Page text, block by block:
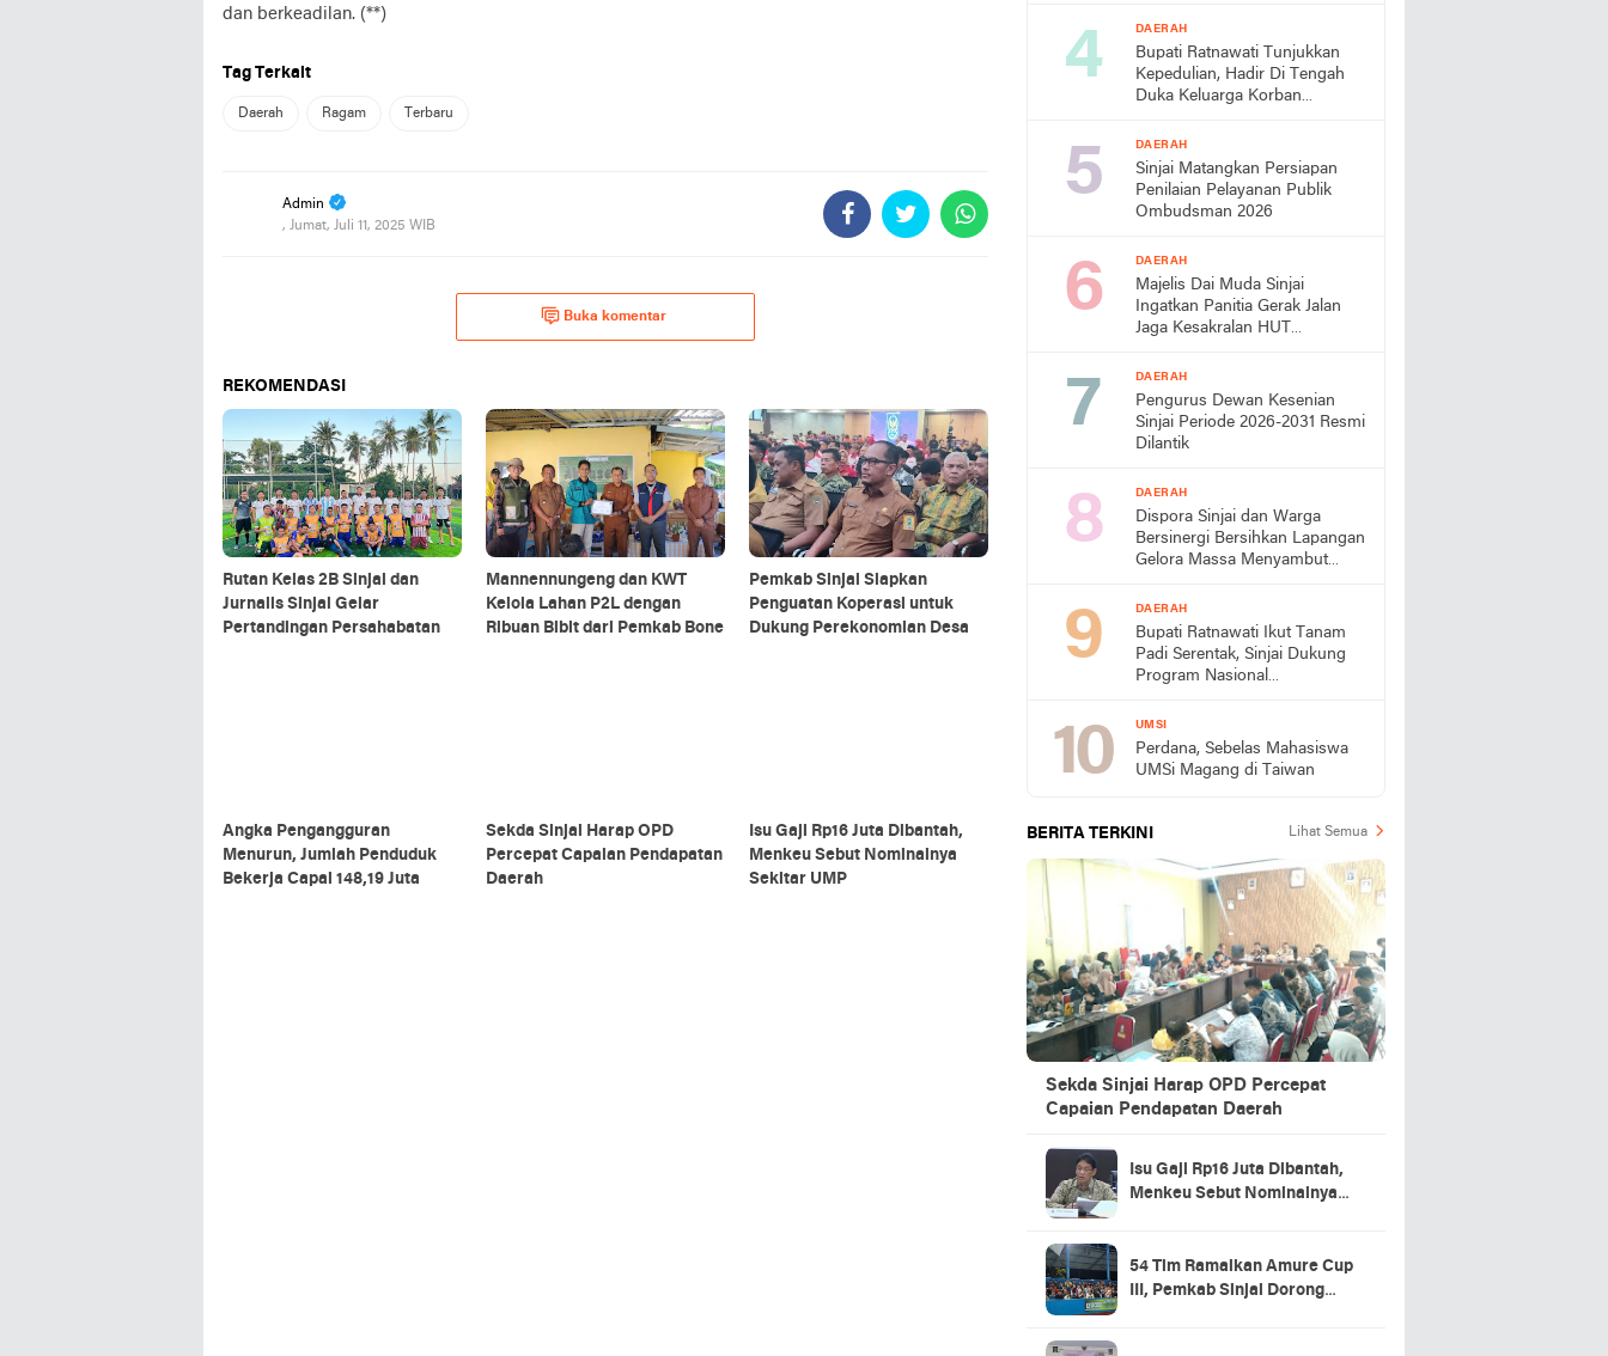
dan berkeadilan. (**)
Tag Terkait
Daerah Ragam Terbaru
Admin
, Jumat, Juli 11, 2025 WIB
Buka komentar
REKOMENDASI
Rutan Kelas 2B Sinjai dan
Jurnalis Sinjai Gelar
Pertandingan Persahabatan
Mannennungeng dan KWT
Kelola Lahan P2L dengan
Ribuan Bibit dari Pemkab Bone
Pemkab Sinjai Siapkan
Penguatan Koperasi untuk
Dukung Perekonomian Desa
Angka Pengangguran
Menurun, Jumlah Penduduk
Bekerja Capai 148,19 Juta
Sekda Sinjai Harap OPD
Percepat Capaian Pendapatan
Daerah
Isu Gaji Rp16 Juta Dibantah,
Menkeu Sebut Nominalnya
Sekitar UMP
DAERAH
Bupati Ratnawati Tunjukkan
Kepedulian, Hadir Di Tengah
Duka Keluarga Korban
DAERAH
Sinjai Matangkan Persiapan
Penilaian Pelayanan Publik
Ombudsman 2026
DAERAH
Majelis Dai Muda Sinjai
Ingatkan Panitia Gerak Jalan
Jaga Kesakralan HUT
DAERAH
Pengurus Dewan Kesenian
Sinjai Periode 2026-2031 Resmi
Dilantik
DAERAH
Dispora Sinjai dan Warga
Bersinergi Bersihkan Lapangan
Gelora Massa Menyambut
DAERAH
Bupati Ratnawati Ikut Tanam
Padi Serentak, Sinjai Dukung
Program Nasional
UMSI
Perdana, Sebelas Mahasiswa
UMSi Magang di Taiwan
BERITA TERKINI Lihat Semua
Sekda Sinjai Harap OPD Percepat
Capaian Pendapatan Daerah
Isu Gaji Rp16 Juta Dibantah,
Menkeu Sebut Nominalnya
54 Tim Ramaikan Amure Cup
III, Pemkab Sinjai Dorong